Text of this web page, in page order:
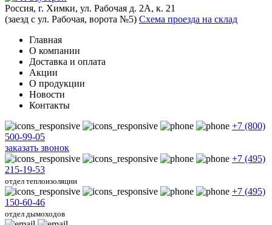
Россия, г. Химки, ул. Рабочая д. 2А, к. 21
(заезд с ул. Рабочая, ворота №5) Схема проезда на склад
Главная
О компании
Доставка и оплата
Акции
О продукции
Новости
Контакты
+7 (800)
500-99-05
заказать звонок
+7 (495)
215-19-53
отдел теплоизоляции
+7 (495)
150-60-46
отдел дымоходов